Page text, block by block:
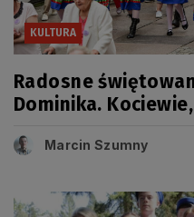
KULTURA
Radosne
Dominika.
Marcin Szumny